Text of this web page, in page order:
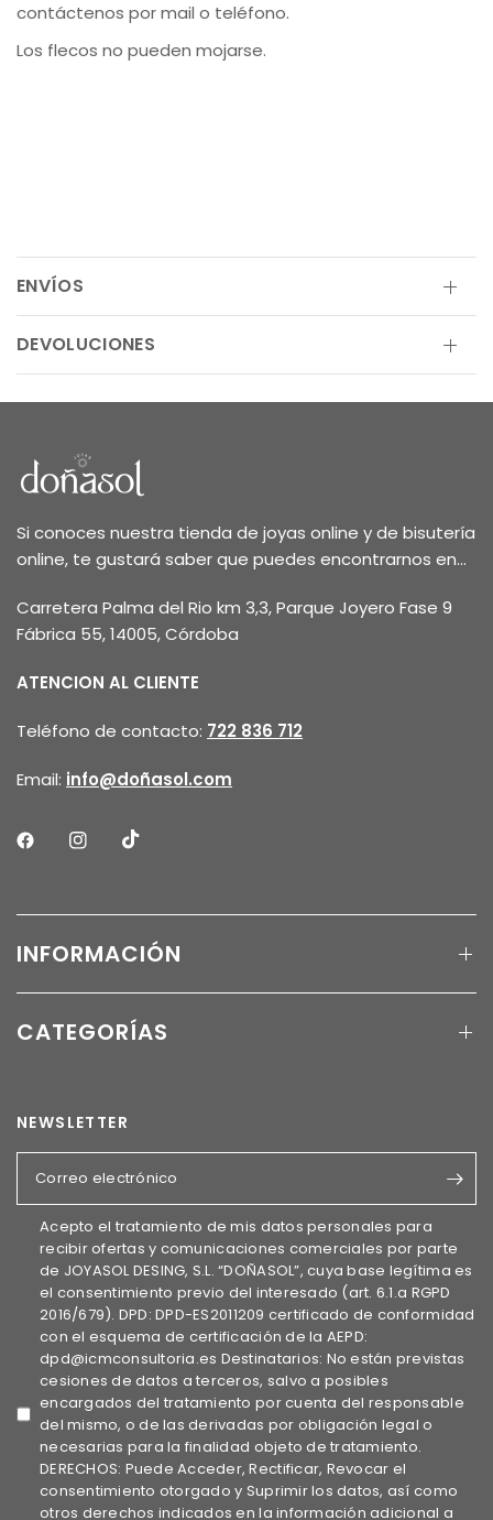
contáctenos por mail o teléfono.
Los flecos no pueden mojarse.
ENVÍOS
DEVOLUCIONES
Si conoces nuestra tienda de joyas online y de bisutería
online, te gustará saber que puedes encontrarnos en...
Carretera Palma del Rio km 3,3, Parque Joyero Fase 9
Fábrica 55, 14005, Córdoba
ATENCION AL CLIENTE
Teléfono de contacto: 722 836 712
Email: info@doñasol.com
INFORMACIÓN
CATEGORÍAS
NEWSLETTER
Correo electrónico
Acepto el tratamiento de mis datos personales para
recibir ofertas y comunicaciones comerciales por parte
de JOYASOL DESING, S.L. “DOÑASOL”, cuya base legítima es
el consentimiento previo del interesado (art. 6.1.a RGPD
2016/679). DPD: DPD-ES2011209 certificado de conformidad
con el esquema de certificación de la AEPD:
dpd@icmconsultoria.es Destinatarios: No están previstas
cesiones de datos a terceros, salvo a posibles
encargados del tratamiento por cuenta del responsable
del mismo, o de las derivadas por obligación legal o
necesarias para la finalidad objeto de tratamiento.
DERECHOS: Puede Acceder, Rectificar, Revocar el
consentimiento otorgado y Suprimir los datos, así como
otros derechos indicados en la información adicional a